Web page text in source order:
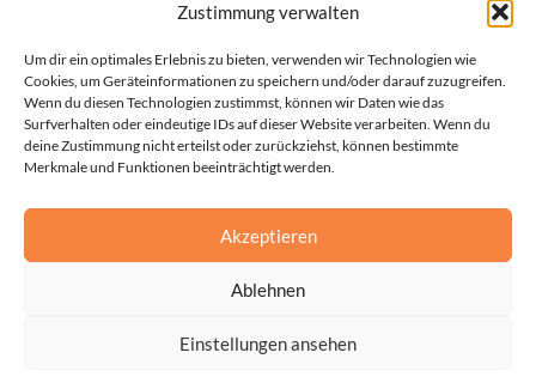
Zustimmung verwalten
Um dir ein optimales Erlebnis zu bieten, verwenden wir Technologien wie
Cookies, um Geräteinformationen zu speichern und/oder darauf zuzugreifen.
Wenn du diesen Technologien zustimmst, können wir Daten wie das
Surfverhalten oder eindeutige IDs auf dieser Website verarbeiten. Wenn du
deine Zustimmung nicht erteilst oder zurückziehst, können bestimmte
Merkmale und Funktionen beeinträchtigt werden.
Akzeptieren
Ablehnen
Einstellungen ansehen
Datenschutzerklärung Cookie-Richtlinie (EU)